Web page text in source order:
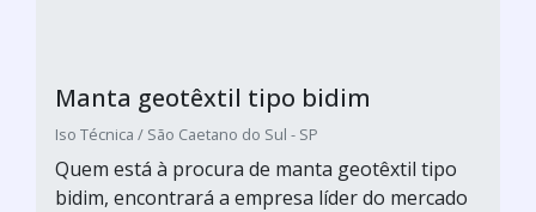
Manta geotêxtil tipo bidim
Iso Técnica / São Caetano do Sul - SP
Quem está à procura de manta geotêxtil tipo
bidim, encontrará a empresa líder do mercado